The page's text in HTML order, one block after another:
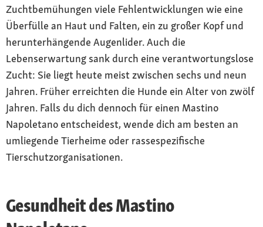
Zuchtbemühungen viele Fehlentwicklungen wie eine
Überfülle an Haut und Falten, ein zu großer Kopf und
herunterhängende Augenlider. Auch die
Lebenserwartung sank durch eine verantwortungslose
Zucht: Sie liegt heute meist zwischen sechs und neun
Jahren. Früher erreichten die Hunde ein Alter von zwölf
Jahren. Falls du dich dennoch für einen Mastino
Napoletano entscheidest, wende dich am besten an
umliegende Tierheime oder rassespezifische
Tierschutzorganisationen.
Gesundheit des Mastino